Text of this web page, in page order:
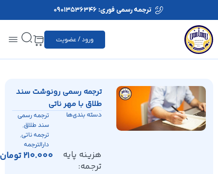
ترجمه رسمی فوری: 09013536346
ورود / عضویت
ترجمه رسمی رونوشت سند
طلاق با مهر ناتی
دسته بندی‌ها
ترجمه رسمی
سند طلاق,
ترجمه ناتی,
دارالترجمه
هزینه پایه
ترجمه:
210.000تومان